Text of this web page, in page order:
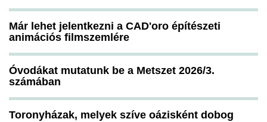
Már lehet jelentkezni a CAD'oro építészeti
animációs filmszemlére
Óvodákat mutatunk be a Metszet 2026/3.
számában
Toronyházak, melyek szíve oázisként dobog